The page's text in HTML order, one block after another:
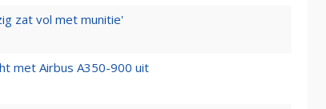
zat vol met munitie'
met Airbus A350-900 uit